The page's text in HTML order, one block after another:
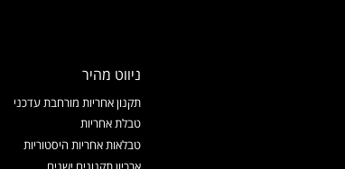
ניווט מהיר
תקנון אחריות מורחבת עדכני
טבלת אחריות
טבלאות אחריות היסטוריות